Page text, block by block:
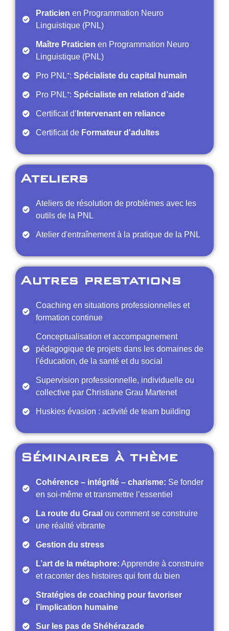
Praticien en Programmation Neuro
Linguistique (PNL)
Maître Praticien en Programmation Neuro
Linguistique (PNL)
Pro PNL⁺: Spécialiste du capital humain
Pro PNL⁺: Spécialiste en relation d’aide
Certificat d’ Intervenant en reliance
Certificat deFormateur d'adultes
Ateliers
Ateliers de résolution de problèmes avec les
outils de la PNL
Atelier d'entraînement à la pratique de la PNL
Autres prestations
Coaching en situations professionnelles et
formation continue
Conceptualisation et accompagnement
pédagogique de projets dans les domaines de
l'éducation, de la santé et du social
Supervision professionnelle, individuelle ou
collective par Christiane Grau Martenet
Huskies évasion : activité de team building
Séminaires à thème
Cohérence – intégrité – charisme: Se fonder
en soi-même et transmettre l’essentiel
La route du Graal ou comment se construire
une réalité vibrante
Gestion du stress
L’art de la métaphore: Apprendre à construire
et raconter des histoires qui font du bien
Stratégies de coaching pour favoriser
l’implication humaine
Sur les pas de Shéhérazade